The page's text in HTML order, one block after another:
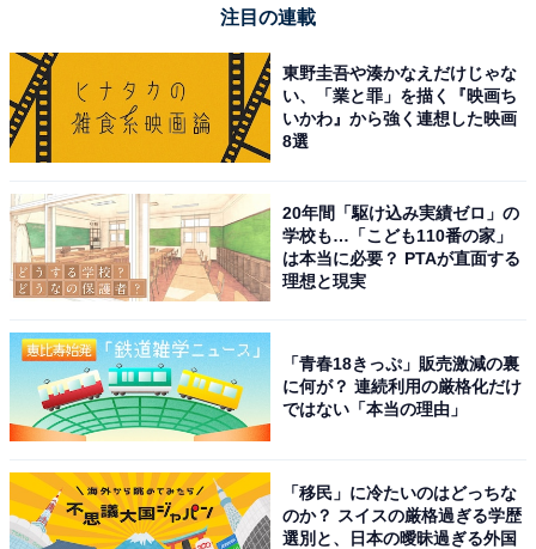
め、「サンマルクカフェ」「スターバックスコーヒー」
ェ・ショップが入っています。特に、代々木上原駅近辺
は中規模以上の量販店に乏しいため、スーパーや100均
がここに入っているのは助かりますね。
「代々木上原」のイメージに反してローカル感漂う駅前
注目の連載
東野圭吾や湊かなえだけじゃな
い、「業と罪」を描く『映画ち
いかわ』から強く連想した映画
8選
20年間「駆け込み実績ゼロ」の
学校も…「こども110番の家」
は本当に必要？ PTAが直面する
理想と現実
「青春18きっぷ」販売激減の裏
に何が？ 連続利用の厳格化だけ
ではない「本当の理由」
「移民」に冷たいのはどっちな
のか？ スイスの厳格過ぎる学歴
選別と、日本の曖昧過ぎる外国